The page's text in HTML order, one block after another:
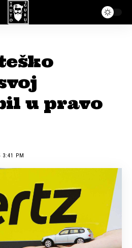
u pravo
3:41 PM